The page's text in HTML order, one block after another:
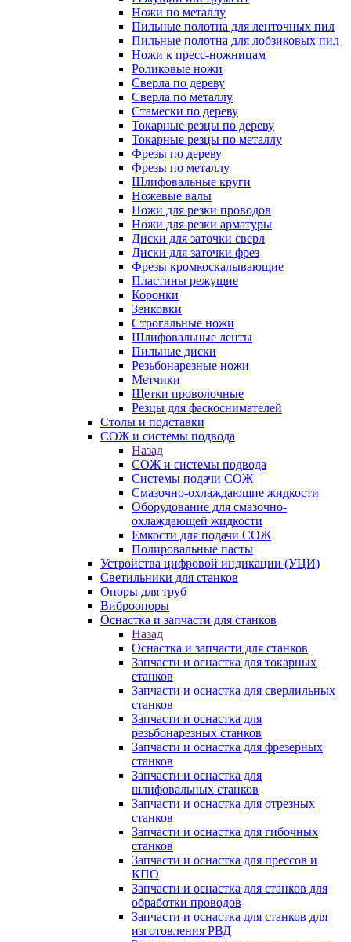
Ножи по металлу
Пильные полотна для ленточных пил
Пильные полотна для лобзиковых пил
Ножи к пресс-ножницам
Роликовые ножи
Сверла по дереву
Сверла по металлу
Стамески по дереву
Токарные резцы по дереву
Токарные резцы по металлу
Фрезы по дереву
Фрезы по металлу
Шлифовальные круги
Ножевые валы
Ножи для резки проводов
Ножи для резки арматуры
Диски для заточки сверл
Диски для заточки фрез
Фрезы кромкоскалывающие
Пластины режущие
Коронки
Зенковки
Строгальные ножи
Шлифовальные ленты
Пильные диски
Резьбонарезные ножи
Метчики
Щетки проволочные
Резцы для фаскоснимателей
Столы и подставки
СОЖ и системы подвода
Назад
СОЖ и системы подвода
Системы подачи СОЖ
Смазочно-охлаждающие жидкости
Оборудование для смазочно-
охлаждающей жидкости
Емкости для подачи СОЖ
Полировальные пасты
Устройства цифровой индикации (УЦИ)
Светильники для станков
Опоры для труб
Виброопоры
Оснастка и запчасти для станков
Назад
Оснастка и запчасти для станков
Запчасти и оснастка для токарных
станков
Запчасти и оснастка для сверлильных
станков
Запчасти и оснастка для
резьбонарезных станков
Запчасти и оснастка для фрезерных
станков
Запчасти и оснастка для
шлифовальных станков
Запчасти и оснастка для отрезных
станков
Запчасти и оснастка для гибочных
станков
Запчасти и оснастка для прессов и
КПО
Запчасти и оснастка для станков для
обработки проводов
Запчасти и оснастка для станков для
изготовления РВД